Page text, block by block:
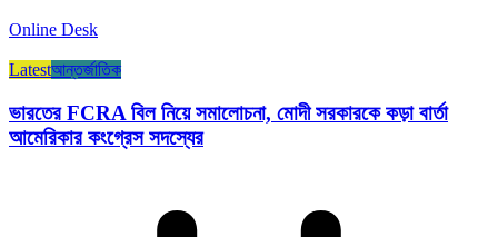
Online Desk
Latestআন্তর্জাতিক
ভারতের FCRA বিল নিয়ে সমালোচনা, মোদী সরকারকে কড়া বার্তা
আমেরিকার কংগ্রেস সদস্যের